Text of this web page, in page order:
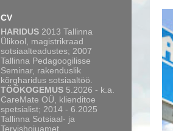
CV
HARIDUS 2013 Tallinna
Ülikool, magistrikraad
sotsiaalteadustes; 2007
Tallinna Pedagoogilisse
Seminar, rakenduslik
kõrgharidus sotsiaaltöö.
TÖÖKOGEMUS 5.2026 - k.a.
CareMate OÜ, klienditoe
spetsialist; 2014 - 6.2025
Tallinna Sotsiaal- ja
Tervishoiuamet,